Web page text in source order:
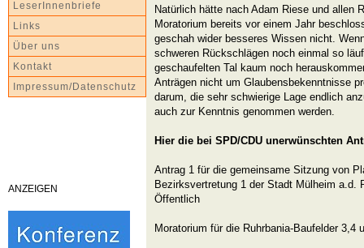
LeserInnenbriefe
Links
Über uns
Kontakt
Impressum/Datenschutz
ANZEIGEN
Natürlich hätte nach Adam Riese und allen
Moratorium bereits vor einem Jahr
geschah wider besseres Wissen nicht.
schweren Rückschlägen noch einmal so
geschaufelten Tal kaum noch
Anträgen nicht um Glaubensbekenntnisse
darum, die sehr schwierige Lage endlich
auch zur Kenntnis genommen werden.
Hier die bei SPD/CDU unerwünschten
Antrag 1 für die gemeinsame Sitzung von
Bezirksvertretung 1 der Stadt Mülheim
Öffentlich
Moratorium für die Ruhrbania-Baufelder 3,4